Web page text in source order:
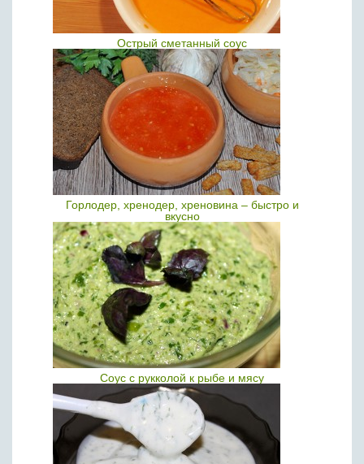
Острый сметанный соус
Горлодер, хренодер, хреновина – быстро и
вкусно
Соус с рукколой к рыбе и мясу